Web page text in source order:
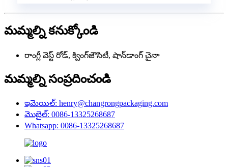
మమ్మల్ని కనుక్కోండి
రాంగ్లీ వెస్ట్ రోడ్, క్వింగ్‌జౌసిటీ, షాన్‌డాంగ్ చైనా
మమ్మల్ని సంప్రదించండి
ఇమెయిల్: henry@changrongpackaging.com
మొబైల్: 0086-13325268687
Whatsapp: 0086-13325268687